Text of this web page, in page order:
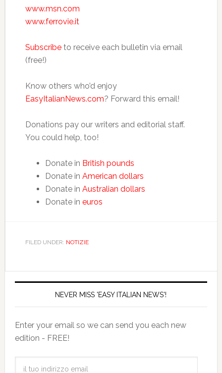
www.msn.com
www.ferrovie.it
Subscribeto receive each bulletin via email
(free!)
Know others who’d enjoy
EasyItalianNews.com? Forward this email!
Donations pay our writers and editorial staff.
You could help, too!
Donate in British pounds
Donate in American dollars
Donate in Australian dollars
Donate in euros
FILED UNDER: NOTIZIE
NEVER MISS 'EASY ITALIAN NEWS'!
Enter your email so we can send you each new
edition - FREE!